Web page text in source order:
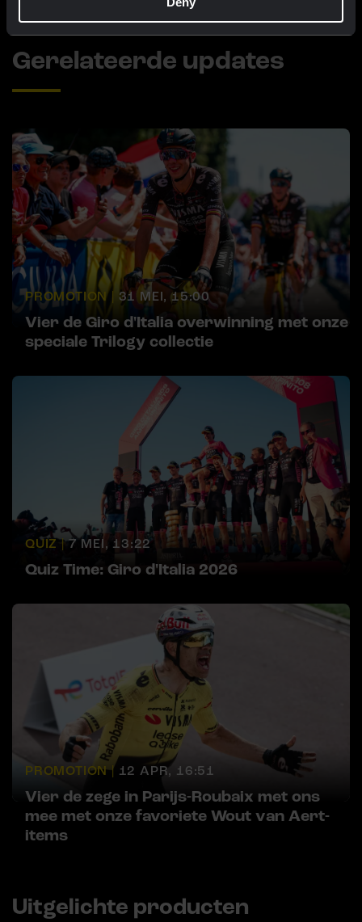
Gerelateerde updates
PROMOTION | 31 MEI, 15:00
Vier de Giro d'Italia overwinning met onze
speciale Trilogy collectie
QUIZ | 7 MEI, 13:22
Quiz Time: Giro d'Italia 2026
PROMOTION | 12 APR, 16:51
Vier de zege in Parijs-Roubaix met ons
mee met onze favoriete Wout van Aert-
items
Uitgelichte producten